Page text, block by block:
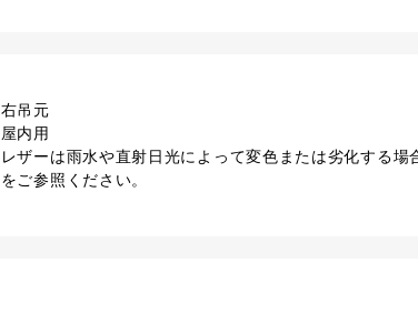
右吊元
屋内用
レザーは雨水や直射日光によって変色または劣化する場
をご参照ください。